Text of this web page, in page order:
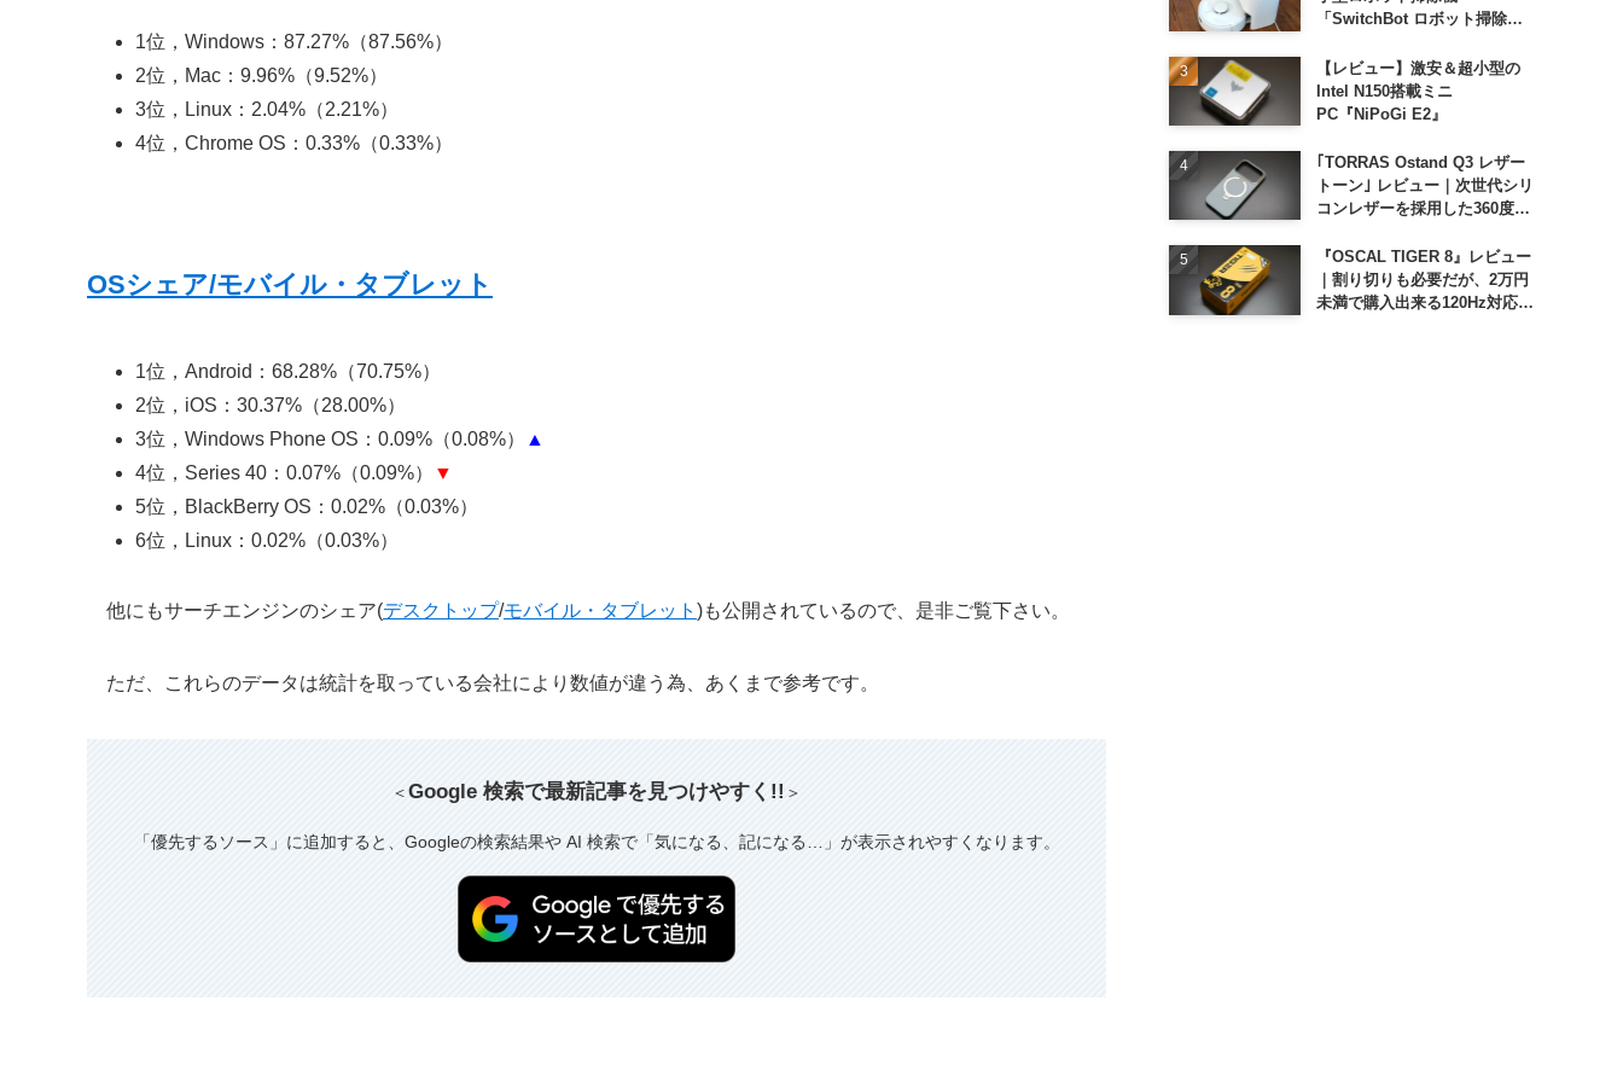
1位，Windows：87.27%（87.56%）
2位，Mac：9.96%（9.52%）
3位，Linux：2.04%（2.21%）
4位，Chrome OS：0.33%（0.33%）
OSシェア/モバイル・タブレット
1位，Android：68.28%（70.75%）
2位，iOS：30.37%（28.00%）
3位，Windows Phone OS：0.09%（0.08%）
▲
4位，Series 40：0.07%（0.09%）
▼
5位，BlackBerry OS：0.02%（0.03%）
6位，Linux：0.02%（0.03%）
他にもサーチエンジンのシェア(デスクトップ/モバイル・タブレット )も公開されているので、是非ご覧下さい。
ただ、これらのデータは統計を取っている会社により数値が違う為、あくまで参考です。
＜Google 検索で最新記事を見つけやすく!! ＞
「優先するソース」に追加すると、Googleの検索結果や AI 検索で「気になる、記になる…」が表示されやすくなります。
「SwitchBot ロボット掃除機
【レビュー】激安＆超小型の
Intel N150搭載ミニ
PC『NiPoGi E2』
｢TORRAS Ostand Q3 レザー
トーン｣ レビュー｜次世代シリ
コンレザーを採用した360度回
『OSCAL TIGER 8』レビュー
｜割り切りも必要だが、2万円
未満で購入出来る120Hz対応大